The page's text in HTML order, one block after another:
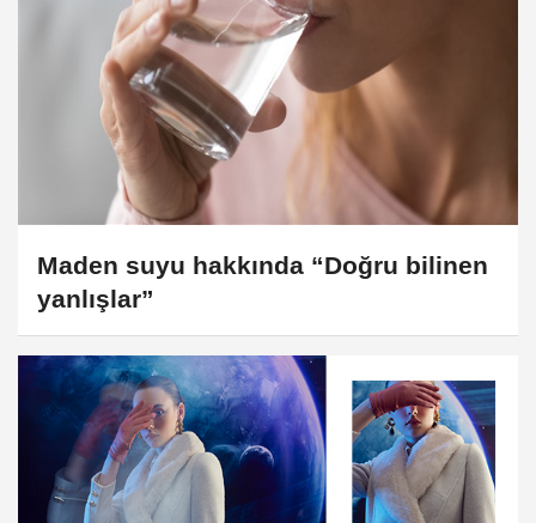
Maden suyu hakkında “Doğru bilinen
yanlışlar”